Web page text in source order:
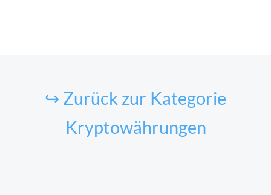
↪ Zurück zur Kategorie
Kryptowährungen